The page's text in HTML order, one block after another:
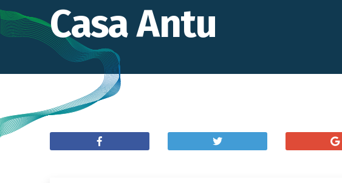
Casa Antu